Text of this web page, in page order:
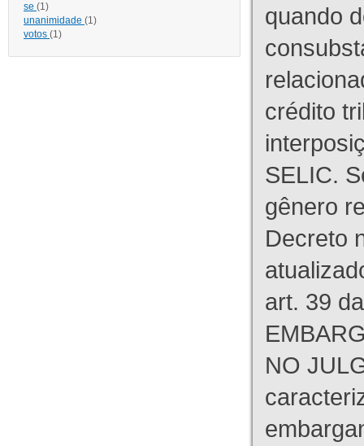
se (1)
unanimidade (1)
votos (1)
quando
crédito
SELIC.
gênero
Decreto
art. 39
NO